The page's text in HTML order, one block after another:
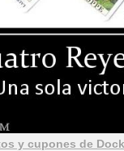
y cupones de